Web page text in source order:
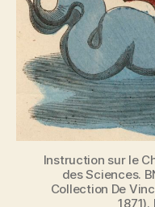
Instruction sur le
des Sciences.
Collection De